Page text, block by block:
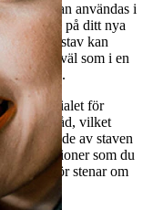
den kan användas i
formen på ditt nya
böjda stav kan
, likaväl som i en
är många.
materialet för
intern tråd, vilket
varje ände av staven
som du
färgval för stenar om